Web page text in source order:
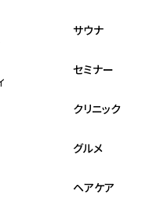
サウナ
セミナー
クリニック
グルメ
ヘアケア